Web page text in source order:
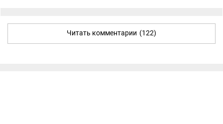
Читать комментарии (122)